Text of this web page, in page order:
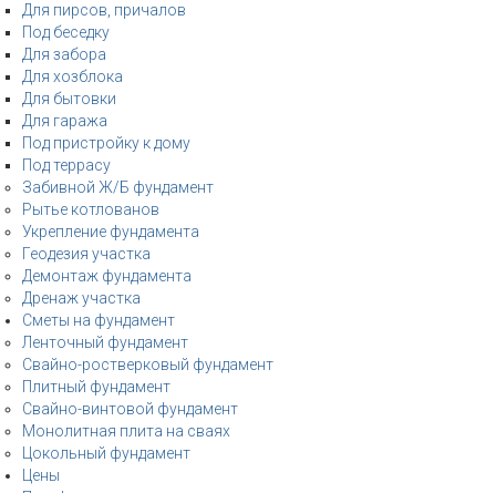
Для пирсов, причалов
Под беседку
Для забора
Для хозблока
Для бытовки
Для гаража
Под пристройку к дому
Под террасу
Забивной Ж/Б фундамент
Рытье котлованов
Укрепление фундамента
Геодезия участка
Демонтаж фундамента
Дренаж участка
Сметы на фундамент
Ленточный фундамент
Свайно-ростверковый фундамент
Плитный фундамент
Свайно-винтовой фундамент
Монолитная плита на сваях
Цокольный фундамент
Цены